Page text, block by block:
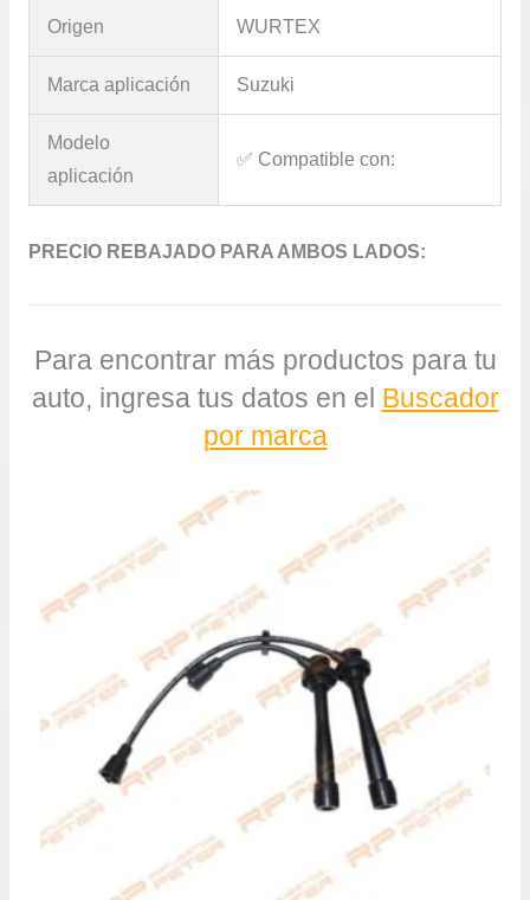
Origen WURTEX
Marca aplicación Suzuki
Modelo
aplicación
✅​ Compatible con:
PRECIO REBAJADO PARA AMBOS LADOS:
Para encontrar más productos para tu
auto, ingresa tus datos en el Buscador
por marca